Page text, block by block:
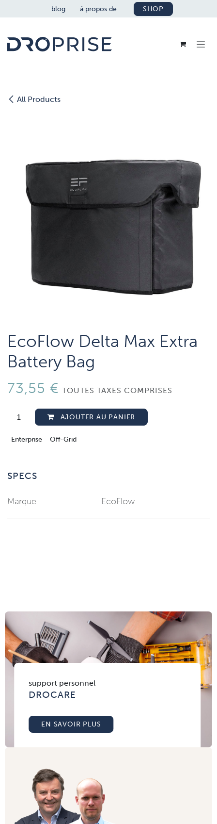
SE RENDRE AU CONTENU
blog á propos de SHOP
All Products
EcoFlow Delta Max Extra
Battery Bag
73,55 € TOUTES TAXES COMPRISES
AJOUTER AU PANIER
Enterprise Off-Grid
SPECS
Marque EcoFlow
support personnel
DROCARE
EN SAVOIR PLUS